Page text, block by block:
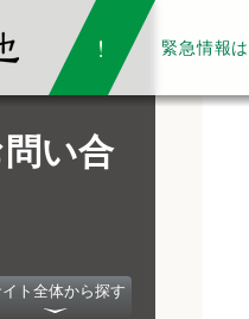
緊急情報は
い合
ト全体から探す